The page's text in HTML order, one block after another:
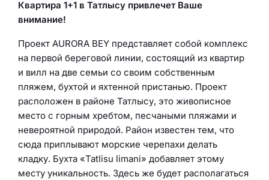
Квартира 1+1 в Татлысу привлечет Ваше
внимание!
Проект AURORA BEY представляет собой комплекс
на первой береговой линии, состоящий из квартир
и вилл на две семьи со своим собственным
пляжем, бухтой и яхтенной пристанью. Проект
расположен в районе Татлысу, это живописное
место с горным хребтом, песчаными пляжами и
невероятной природой. Район известен тем, что
сюда приплывают морские черепахи делать
кладку. Бухта «Tatlisu limani» добавляет этому
месту уникальность. Здесь же будет располагаться